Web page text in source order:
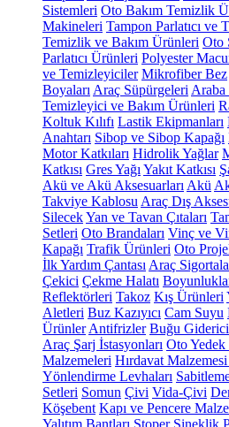
Sistemleri Oto Bakım Temizlik
Makineleri Tampon Parlatıcı ve
Temizlik ve Bakım Ürünleri Oto
Parlatıcı Ürünleri Polyester
ve Temizleyiciler Mikrofiber Bez
Boyaları Araç Süpürgeleri
Temizleyici ve Bakım Ürünleri
Koltuk Kılıfı Lastik Ekipmanları
Anahtarı Sibop ve Sibop Kapağı
Motor Katkıları Hidrolik Yağlar
Katkısı Gres Yağı Yakıt Katkısı
Akü ve Akü Aksesuarları Akü
Takviye Kablosu Araç Dış
SilecekYan ve Tavan Çıtaları
Setleri Oto Brandaları Vinç ve
Kapağı Trafik Ürünleri Oto
İlk Yardım Çantası Araç
Çekici Çekme Halatı
Reflektörleri Takoz Kış Ürünleri
Aletleri Buz Kazıyıcı Cam Suyu
Ürünler Antifrizler Buğu Giderici
Araç Şarj İstasyonları Oto Yedek
Malzemeleri Hırdavat
Yönlendirme Levhaları
Setleri Somun Çivi Vida-Çivi
Köşebent Kapı ve Pencere
Yalıtım Bantları Stoper Sineklik